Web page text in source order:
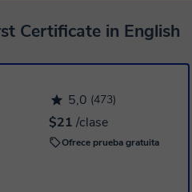
Certificate in English
5,0 (473)
$21 /clase
Ofrece prueba gratuita